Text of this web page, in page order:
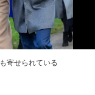
寄せられている